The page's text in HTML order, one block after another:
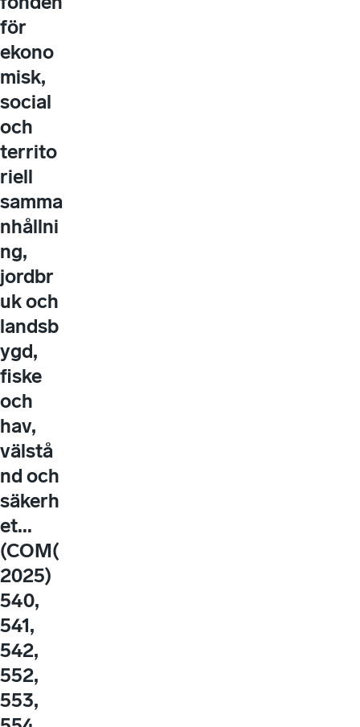
för
ekono
misk,
social
och
territo
riell
samma
nhållni
ng,
jordbr
uk och
landsb
ygd,
fiske
och
hav,
välstå
nd och
säkerh
et...
(COM(
2025)
540,
541,
542,
552,
553,